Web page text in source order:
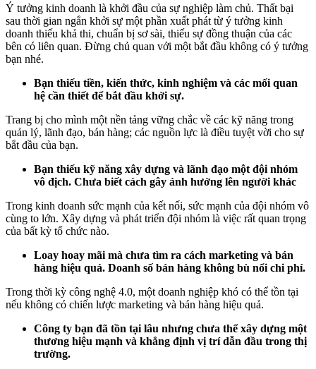
Ý tưởng kinh doanh là khởi đầu của sự nghiệp làm chủ. Thất bại
sau thời gian ngắn khởi sự một phần xuất phát từ ý tưởng kinh
doanh thiếu khả thi, chuẩn bị sơ sài, thiếu sự đồng thuận của các
bên có liên quan. Đừng chủ quan với một bắt đầu không có ý tưởng
bạn nhé.
Bạn thiếu tiền, kiến thức, kinh nghiệm và các mối quan
hệ cần thiết để bắt đầu khởi sự.
Trang bị cho mình một nền tảng vững chắc về các kỹ năng trong
quản lý, lãnh đạo, bán hàng; các nguồn lực là điều tuyệt vời cho sự
bắt đầu của bạn.
Bạn thiếu kỹ năng xây dựng và lãnh đạo một đội nhóm
vô địch. Chưa biết cách gây ảnh hưởng lên người khác
Trong kinh doanh sức mạnh của kết nối, sức mạnh của đội nhóm vô
cùng to lớn. Xây dựng và phát triển đội nhóm là việc rất quan trọng
của bất kỳ tổ chức nào.
Loay hoay mãi mà chưa tìm ra cách marketing và bán
hàng hiệu quả. Doanh số bán hàng không bù nổi chi phí.
Trong thời kỳ công nghệ 4.0, một doanh nghiệp khó có thể tồn tại
nếu không có chiến lược marketing và bán hàng hiệu quả.
Công ty bạn đã tồn tại lâu nhưng chưa thể xây dựng một
thương hiệu mạnh và khẳng định vị trí dẫn đầu trong thị
trường.